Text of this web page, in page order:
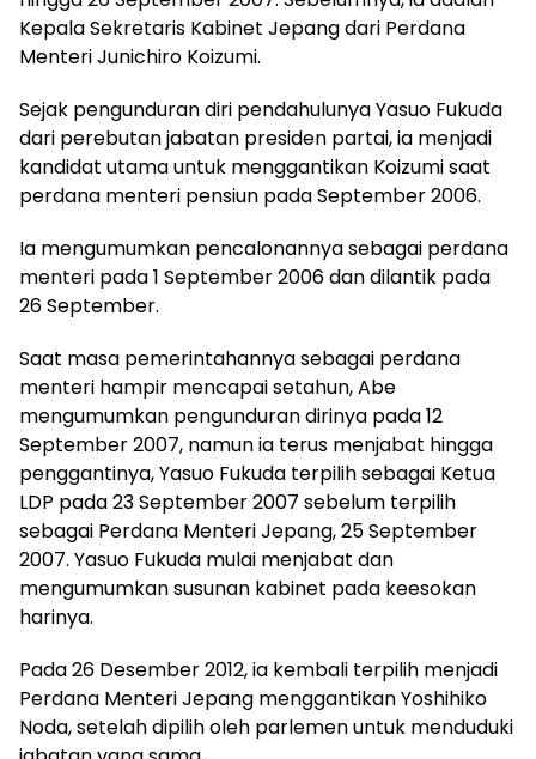
Kepala Sekretaris Kabinet Jepang dari Perdana
Menteri Junichiro Koizumi.
Sejak pengunduran diri pendahulunya Yasuo Fukuda
dari perebutan jabatan presiden partai, ia menjadi
kandidat utama untuk menggantikan Koizumi saat
perdana menteri pensiun pada September 2006.
Ia mengumumkan pencalonannya sebagai perdana
menteri pada 1 September 2006 dan dilantik pada
26 September.
Saat masa pemerintahannya sebagai perdana
menteri hampir mencapai setahun, Abe
mengumumkan pengunduran dirinya pada 12
September 2007, namun ia terus menjabat hingga
penggantinya, Yasuo Fukuda terpilih sebagai Ketua
LDP pada 23 September 2007 sebelum terpilih
sebagai Perdana Menteri Jepang, 25 September
2007. Yasuo Fukuda mulai menjabat dan
mengumumkan susunan kabinet pada keesokan
harinya.
Pada 26 Desember 2012, ia kembali terpilih menjadi
Perdana Menteri Jepang menggantikan Yoshihiko
Noda, setelah dipilih oleh parlemen untuk menduduki